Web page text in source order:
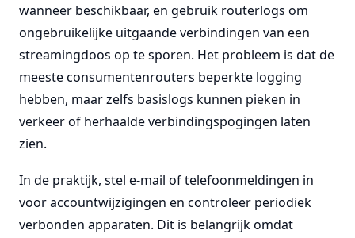
wanneer beschikbaar, en gebruik routerlogs om
ongebruikelijke uitgaande verbindingen van een
streamingdoos op te sporen. Het probleem is dat de
meeste consumentenrouters beperkte logging
hebben, maar zelfs basislogs kunnen pieken in
verkeer of herhaalde verbindingspogingen laten
zien.
In de praktijk, stel e-mail of telefoonmeldingen in
voor accountwijzigingen en controleer periodiek
verbonden apparaten. Dit is belangrijk omdat